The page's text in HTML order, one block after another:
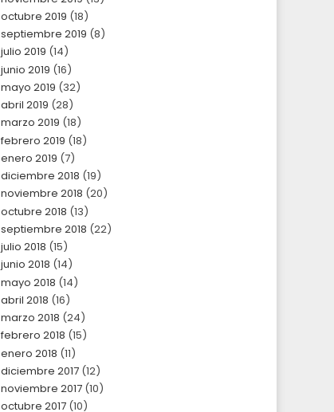
octubre 2019 (18)
septiembre 2019 (8)
julio 2019 (14)
junio 2019 (16)
mayo 2019 (32)
abril 2019 (28)
marzo 2019 (18)
febrero 2019 (18)
enero 2019 (7)
diciembre 2018 (19)
noviembre 2018 (20)
octubre 2018 (13)
septiembre 2018 (22)
julio 2018 (15)
junio 2018 (14)
mayo 2018 (14)
abril 2018 (16)
marzo 2018 (24)
febrero 2018 (15)
enero 2018 (11)
diciembre 2017(12)
noviembre 2017(10)
octubre 2017(10)